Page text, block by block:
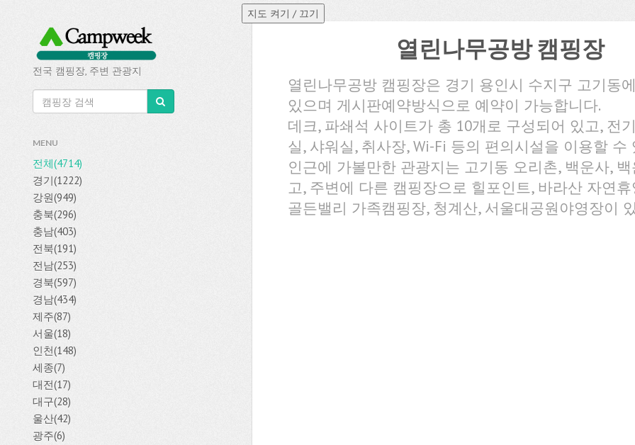
전국 캠핑장, 주변 관광지
MENU
전체(4714)
경기(1222)
강원(949)
충북(296)
충남(403)
전북(191)
전남(253)
경북(597)
경남(434)
제주(87)
서울(18)
인천(148)
세종(7)
대전(17)
대구(28)
울산(42)
광주(6)
열린나무공방 캠핑장
열린나무공방 캠핑장은 경기 용인시 수지구 고기동
있으며 게시판예약방식으로 예약이 가능합니다.
데크, 파쇄석 사이트가 총 10개로 구성되어 있고, 전
실, 샤워실, 취사장, Wi-Fi 등의 편의시설을 이용할 수
인근에 가볼만한 관광지는 고기동 오리촌, 백운사,
고, 주변에 다른 캠핑장으로 힐포인트, 바라산 자연
골든밸리 가족캠핑장, 청계산, 서울대공원야영장이